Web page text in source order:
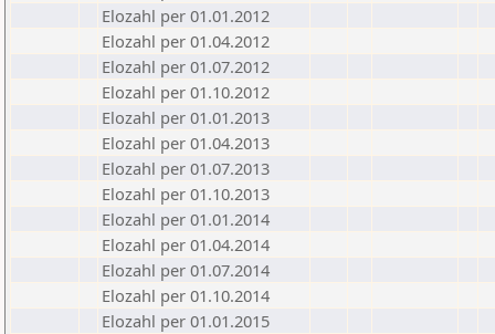
Elozahl per 01.01.2012
Elozahl per 01.04.2012
Elozahl per 01.07.2012
Elozahl per 01.10.2012
Elozahl per 01.01.2013
Elozahl per 01.04.2013
Elozahl per 01.07.2013
Elozahl per 01.10.2013
Elozahl per 01.01.2014
Elozahl per 01.04.2014
Elozahl per 01.07.2014
Elozahl per 01.10.2014
Elozahl per 01.01.2015